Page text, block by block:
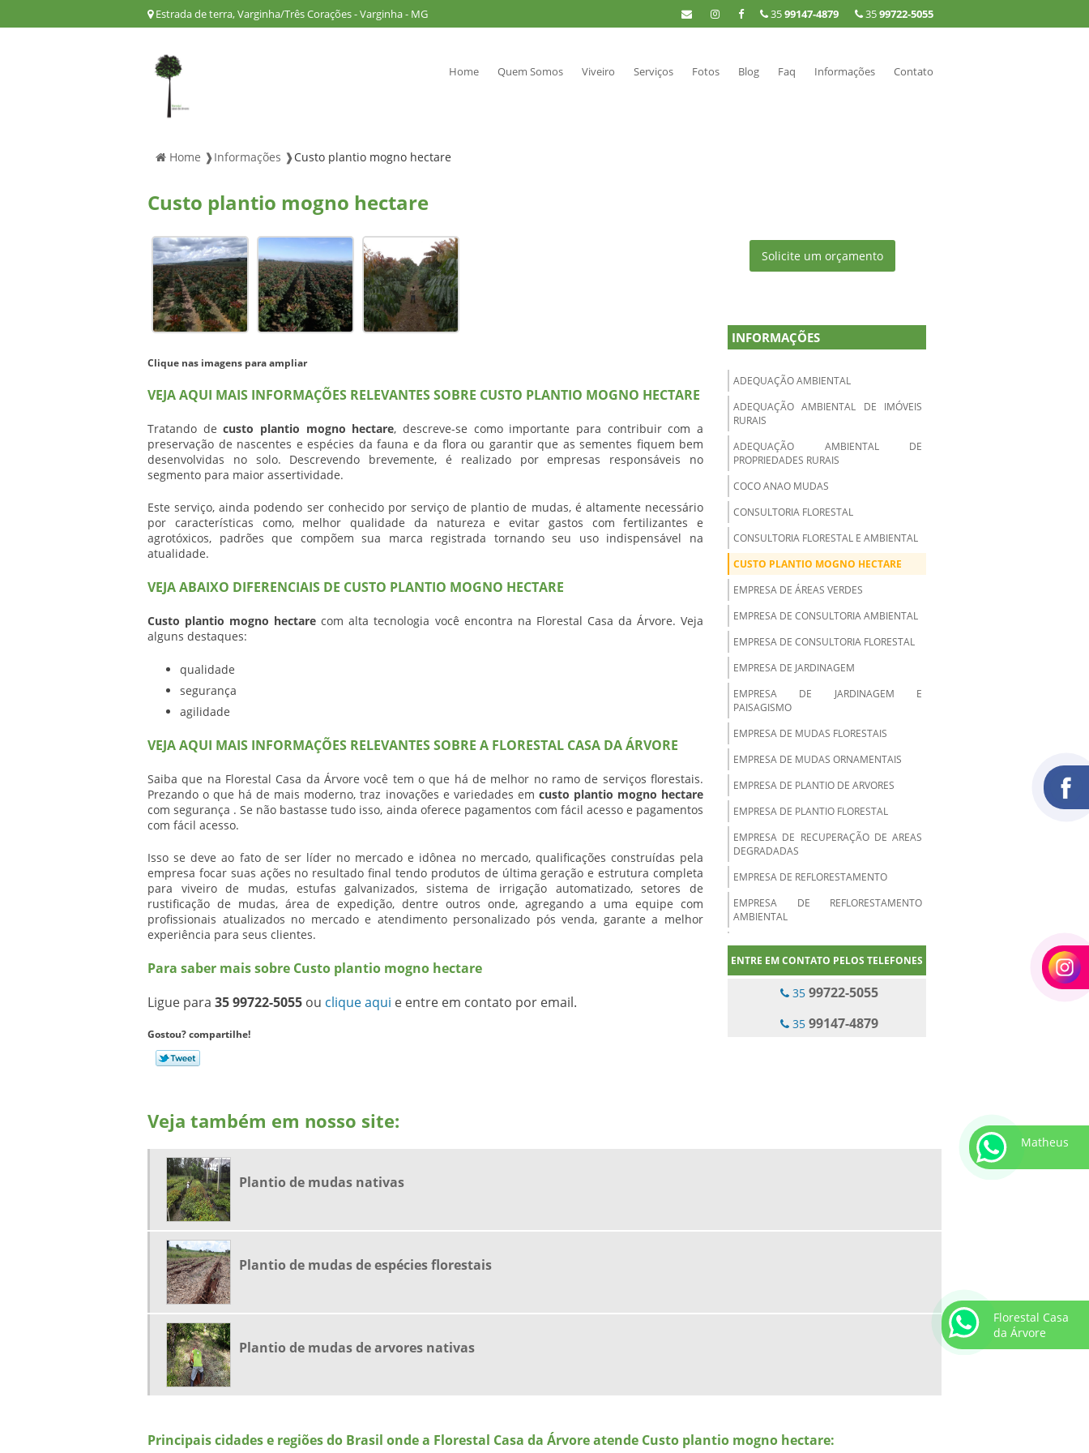
Estrada de terra, Varginha/Três Corações - Varginha - MG 3599722-5055
3599147-4879
Home Quem Somos Viveiro Serviços Fotos Blog Faq Informações Contato
Home ❱Informações ❱Custo plantio mogno hectare
Custo plantio mogno hectare
Clique nas imagens para ampliar
VEJA AQUI MAIS INFORMAÇÕES RELEVANTES SOBRE CUSTO PLANTIO MOGNO HECTARE
Tratando decusto plantio mogno hectare, descreve-se como importante para contribuir com a
preservação de nascentes e espécies da fauna e da flora ou garantir que as sementes fiquem bem
desenvolvidas no solo. Descrevendo brevemente, é realizado por empresas responsáveis no
segmento para maior assertividade.
Este serviço, ainda podendo ser conhecido por serviço de plantio de mudas, é altamente necessário
por características como, melhor qualidade da natureza e evitar gastos com fertilizantes e
agrotóxicos, padrões que compõem sua marca registrada tornando seu uso indispensável na
atualidade.
VEJA ABAIXO DIFERENCIAIS DE CUSTO PLANTIO MOGNO HECTARE
Custo plantio mogno hectare com alta tecnologia você encontra na Florestal Casa da Árvore. Veja
alguns destaques:
qualidade
segurança
agilidade
VEJA AQUI MAIS INFORMAÇÕES RELEVANTES SOBRE A FLORESTAL CASA DA ÁRVORE
Saiba que na Florestal Casa da Árvore você tem o que há de melhor no ramo de serviços florestais.
Prezando o que há de mais moderno, traz inovações e variedades em custo plantio mogno hectare
com segurança . Se não bastasse tudo isso, ainda oferece pagamentos com fácil acesso e pagamentos
com fácil acesso.
Isso se deve ao fato de ser líder no mercado e idônea no mercado, qualificações construídas pela
empresa focar suas ações no resultado final tendo produtos de última geração e estrutura completa
para viveiro de mudas, estufas galvanizados, sistema de irrigação automatizado, setores de
rustificação de mudas, área de expedição, dentre outros onde, agregando a uma equipe com
profissionais atualizados no mercado e atendimento personalizado pós venda, garante a melhor
experiência para seus clientes.
Para saber mais sobre Custo plantio mogno hectare
Ligue para 35 99722-5055 ou clique aqui e entre em contato por email.
Gostou? compartilhe!
Solicite um orçamento
INFORMAÇÕES
ADEQUAÇÃO AMBIENTAL
ADEQUAÇÃO AMBIENTAL DE IMÓVEIS
RURAIS
ADEQUAÇÃO AMBIENTAL DE
PROPRIEDADES RURAIS
COCO ANAO MUDAS
CONSULTORIA FLORESTAL
CONSULTORIA FLORESTAL E AMBIENTAL
CUSTO PLANTIO MOGNO HECTARE
EMPRESA DE ÁREAS VERDES
EMPRESA DE CONSULTORIA AMBIENTAL
EMPRESA DE CONSULTORIA FLORESTAL
EMPRESA DE JARDINAGEM
EMPRESA DE JARDINAGEM E
PAISAGISMO
EMPRESA DE MUDAS FLORESTAIS
EMPRESA DE MUDAS ORNAMENTAIS
EMPRESA DE PLANTIO DE ARVORES
EMPRESA DE PLANTIO FLORESTAL
EMPRESA DE RECUPERAÇÃO DE AREAS
DEGRADADAS
EMPRESA DE REFLORESTAMENTO
EMPRESA DE REFLORESTAMENTO
AMBIENTAL
EMPRESA ESPECIALIZADA EM PLANTIO
DE EUCALIPTO
CONDOMINIOS
MUDA PALMEIRA REAL
ENTRE EM CONTATO PELOS TELEFONES
35 99722-5055
35 99147-4879
Veja também em nosso site:
Plantio de mudas nativas
Plantio de mudas de espécies florestais
Plantio de mudas de arvores nativas
Principais cidades e regiões do Brasil onde a Florestal Casa da Árvore atende Custo plantio mogno hectare:
Matheus
Florestal Casa
da Árvore